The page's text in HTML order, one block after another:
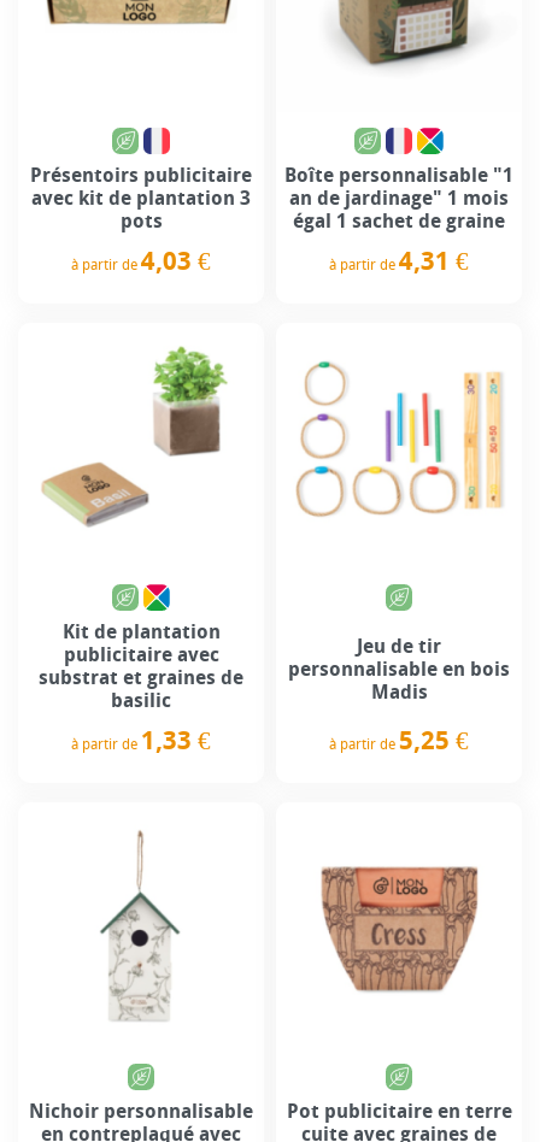
Présentoirs publicitaire
avec kit de plantation 3
pots
à partir de 4,03 €
Boîte personnalisable "1
an de jardinage" 1 mois
égal 1 sachet de graine
à partir de 4,31 €
Kit de plantation
publicitaire avec
substrat et graines de
basilic
à partir de 1,33 €
Jeu de tir
personnalisable en bois
Madis
à partir de 5,25 €
Nichoir personnalisable
en contreplaqué avec
Pot publicitaire en terre
cuite avec graines de